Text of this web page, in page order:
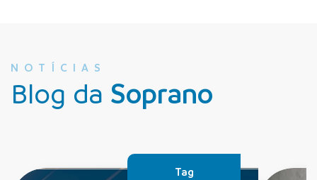
NOTÍCIAS
Blog da Soprano
Tag